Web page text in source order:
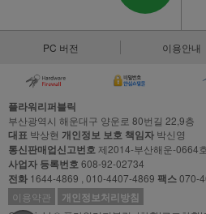
PC 버전 이용안내
플라워리퍼블릭
부산광역시 해운대구 양운로 80번길 22,9층
대표 박상현 개인정보 보호 책임자 박신영
통신판매업신고번호제2014-부산해운-0664
사업자 등록번호608-92-02734
전화 1644-4869 , 010-4407-4869 팩스070-
이용약관
개인정보처리방침